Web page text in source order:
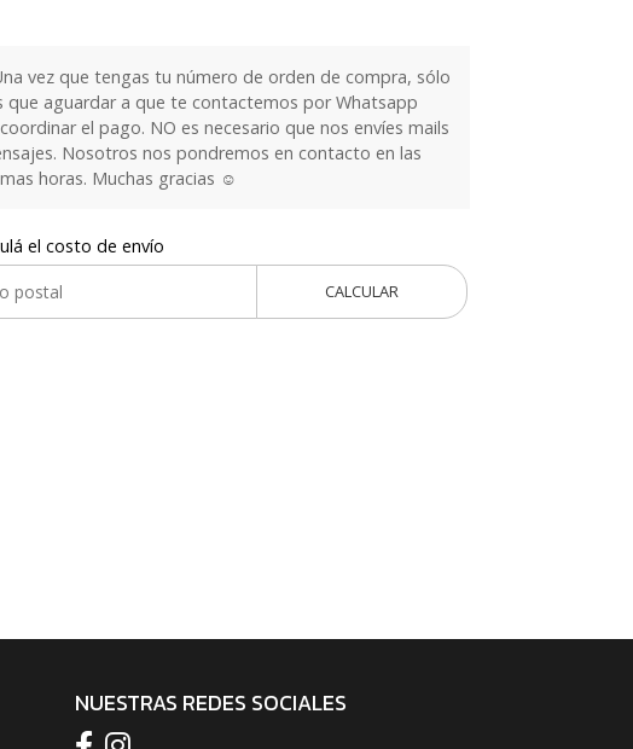
vez que tengas tu número de orden de compra, sólo
que aguardar a que te contactemos por Whatsapp
el pago. NO es necesario que nos envíes mails
Nosotros nos pondremos en contacto en las
horas. Muchas gracias ☺️
el costo de envío
CALCULAR
NUESTRAS REDES SOCIALES